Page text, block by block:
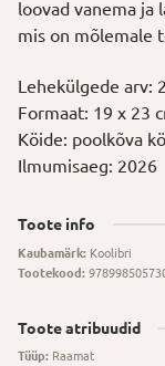
loovad vanema ja
mis on mõlemale
Lehekülgede arv:
Formaat: 19 x 23
Köide: poolkõva
Ilmumisaeg: 2026
Toote info
Kaubamärk: Koolibri
Tootekood:
Toote atribuudid
Tüüp: Raamat